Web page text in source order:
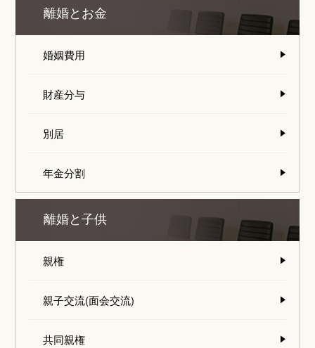
離婚とお金
婚姻費用
財産分与
別居
年金分割
離婚と子供
親権
親子交流(面会交流)
共同親権